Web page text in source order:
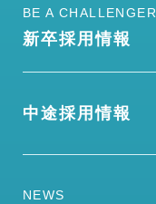
BE A CHALLENGER
新卒採用情報
中途採用情報
NEWS